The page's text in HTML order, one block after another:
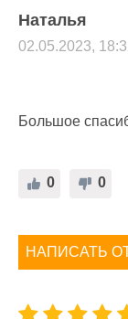
Наталья
02.05.2023,
Большое
0
0
НАПИСАТЬ